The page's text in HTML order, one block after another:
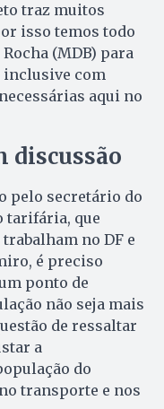
traz muitos
isso temos todo
(MDB) para
inclusive com
aqui no
discussão
pelo secretário do
tarifária, que
no DF e
é preciso
ponto de
não seja mais
de ressaltar
a
do
transporte e nos